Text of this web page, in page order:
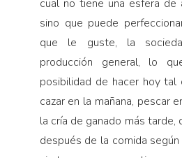
cual no tiene una esfera de
sino que puede
que le guste, la
producción general, lo
posibilidad de hacer hoy tal
cazar en la mañana, pescar
la cría de ganado más tarde,
después de la comida